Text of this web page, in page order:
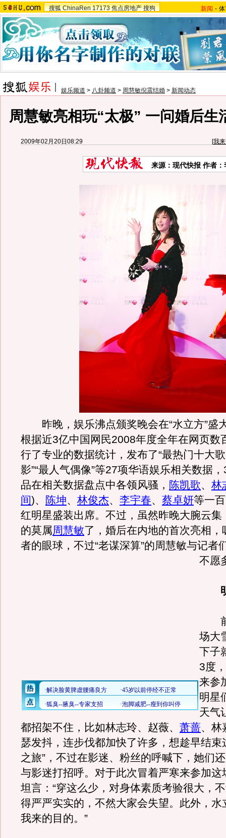
搜狐 ChinaRen 17173 焦点房地产 搜狗 新闻 -
娱乐频道 > 八卦频道 > 周慧敏倪震结婚 > 新闻动态
周慧敏亮相玩“太极” 一问婚后生
2009年02月20日08:29 [我
来源：现代快报 作者：
昨晚，娱乐沸点颁奖晚会在“水立方”盛
根据近3亿中国网民2008年度全年在网页数
行了专业的数据统计，发布了“最热门十大歌
影”“最人气偶像”等27项华语娱乐相关数据
品在相关数据盘点中各领风骚， 陈凯歌、 林
间)、 陈坤、 林俊杰、 李宇春、 蔡卓妍等一
红明星盛装出席。不过，虽然昨晚大腕云集
的莫属周慧敏了，婚后在内地的首次亮相，
者的眼球，不过“老谋深算”的周慧敏与记者
不愿
前
场大
下子
3度
来参
明星
天气
都招架不住，比如林志玲、赵薇、 萧蔷、林
瑟发抖，连步伐都加快了许多，想趁早结束
之旅”，不过在影迷、粉丝的呼喊下，她们
与影迷打招呼。对于此次冒着严寒来参加这
坦言：“穿这么少，对身体素质考验很大，
得严严实实的，不然大家会失望。此外，水
我来的目的。”